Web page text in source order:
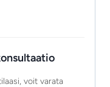
voit varata